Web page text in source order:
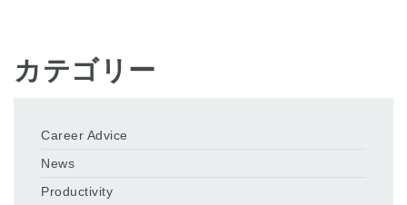
カテゴリー
Career Advice
News
Productivity